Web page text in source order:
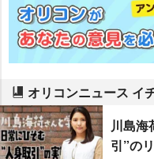
オリコンニュース イ
川島海
引”の